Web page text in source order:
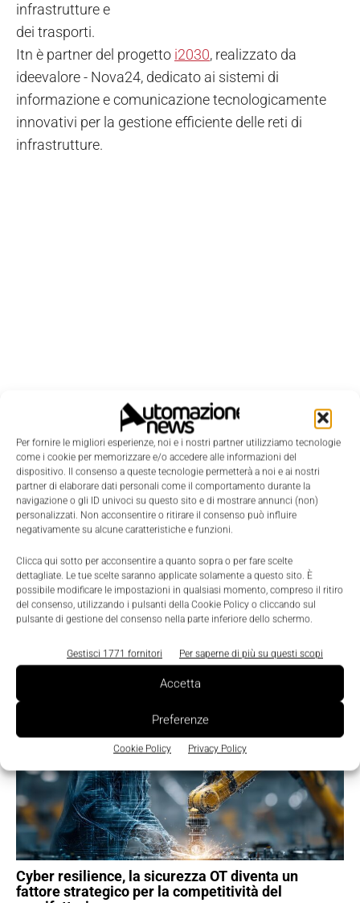
Per fornire le migliori esperienze, noi e i nostri partner utilizziamo tecnologie
come i cookie per memorizzare e/o accedere alle informazioni del
dispositivo. Il consenso a queste tecnologie permetterà a noi e ai nostri
partner di elaborare dati personali come il comportamento durante la
navigazione o gli ID univoci su questo sito e di mostrare annunci (non)
personalizzati. Non acconsentire o ritirare il consenso può influire
negativamente su alcune caratteristiche e funzioni.
Clicca qui sotto per acconsentire a quanto sopra o per fare scelte
dettagliate. Le tue scelte saranno applicate solamente a questo sito. È
possibile modificare le impostazioni in qualsiasi momento, compreso il ritiro
del consenso, utilizzando i pulsanti della Cookie Policy o cliccando sul
pulsante di gestione del consenso nella parte inferiore dello schermo.
Gestisci 1771 fornitori Per saperne di più su questi scopi
Accetta
Preferenze
Cookie Policy Privacy Policy
LEGGI LA RIVISTA ⇢
TI POTREBBERO INTERESSARE ⇢
Cyber resilience, la sicurezza OT diventa un
fattore strategico per la competitività del
infrastrutture e
dei trasporti.
Itn è partner del progetto i2030, realizzato da
ideevalore - Nova24, dedicato ai sistemi di
informazione e comunicazione tecnologicamente
innovativi per la gestione efficiente delle reti di
infrastrutture.